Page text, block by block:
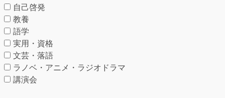
自己啓発
教養
語学
実用・資格
文芸・落語
ラノベ・アニメ・ラジオドラマ
講演会